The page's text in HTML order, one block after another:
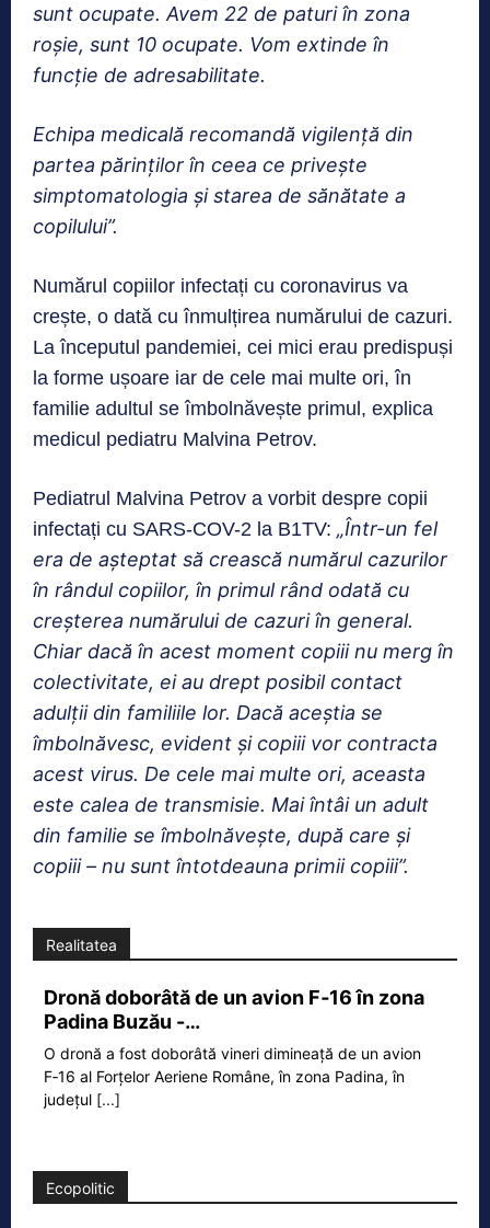
sunt ocupate. Avem 22 de paturi în zona
roșie, sunt 10 ocupate. Vom extinde în
funcție de adresabilitate.
Echipa medicală recomandă vigilență din
partea părinților în ceea ce privește
simptomatologia și starea de sănătate a
copilului”.
Numărul copiilor infectați cu coronavirus va
crește, o dată cu înmulțirea numărului de cazuri.
La începutul pandemiei, cei mici erau predispuși
la forme ușoare iar de cele mai multe ori, în
familie adultul se îmbolnăvește primul, explica
medicul pediatru Malvina Petrov.
Pediatrul Malvina Petrov a vorbit despre copii
infectați cu SARS-COV-2 la B1TV: „Într-un fel
era de așteptat să crească numărul cazurilor
în rândul copiilor, în primul rând odată cu
creșterea numărului de cazuri în general.
Chiar dacă în acest moment copiii nu merg în
colectivitate, ei au drept posibil contact
adulții din familiile lor. Dacă aceștia se
îmbolnăvesc, evident și copiii vor contracta
acest virus. De cele mai multe ori, aceasta
este calea de transmisie. Mai întâi un adult
din familie se îmbolnăvește, după care și
copiii – nu sunt întotdeauna primii copiii”.
Realitatea
Dronă doborâtă de un avion F‑16 în zona
Padina Buzău -…
O dronă a fost doborâtă vineri dimineață de un avion
F‑16 al Forțelor Aeriene Române, în zona Padina, în
județul [...]
Ecopolitic